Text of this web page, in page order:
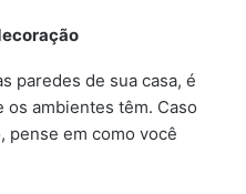
paredes de sua casa, é
ambientes têm. Caso
pense em como você